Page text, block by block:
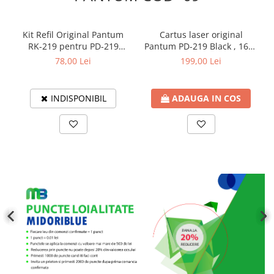
Clipboarduri
Dosare din carton
Dosare suspendate
Ecusoane si accesorii
Agrafe, ace, piuneze, clipsuri
Automatizare birou si accesori
Distrugator documente
Laminatoare si folii
Calculatoare de birou
Kit Refil Original Pantum
RK-219 pentru PD-219
Capacitate 1600 pagini
78,00 Lei
INDISPONIBIL
Cartus laser original
Pantum PD-219 Black , 1600
pagini
199,00 Lei
ADAUGA IN COS